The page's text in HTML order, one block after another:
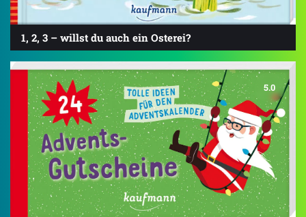
1, 2, 3 – willst du auch ein Osterei?
5.0